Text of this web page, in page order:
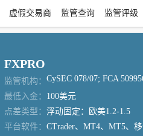
虚假交易商 监管查询 监管评级
FXPRO
监管机构： CySEC 078/07; FCA
最低入金： 100美元
点差类型： 浮动固定：欧美1.2-1.5
平台软件： CTrader、MT4、MT5、